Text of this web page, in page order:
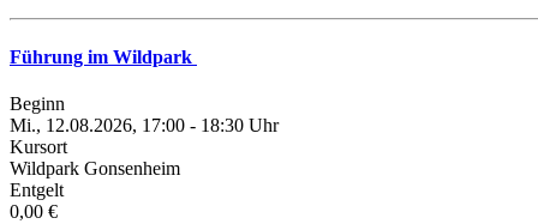
Führung im Wildpark
Beginn
Mi., 12.08.2026, 17:00 - 18:30 Uhr
Kursort
Wildpark Gonsenheim
Entgelt
0,00 €